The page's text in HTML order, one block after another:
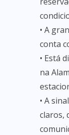
• A
conta
• Está
na
• A
claros,